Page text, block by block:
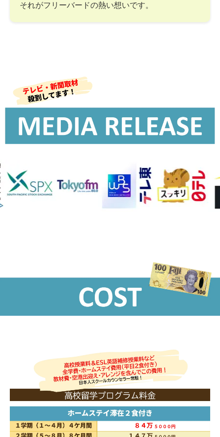
それがフリーバードの熱い想いです。